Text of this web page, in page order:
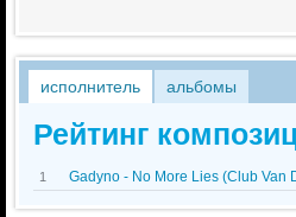
исполнитель альбомы
Рейтинг
1 Gadyno - No More Lies (Club Van